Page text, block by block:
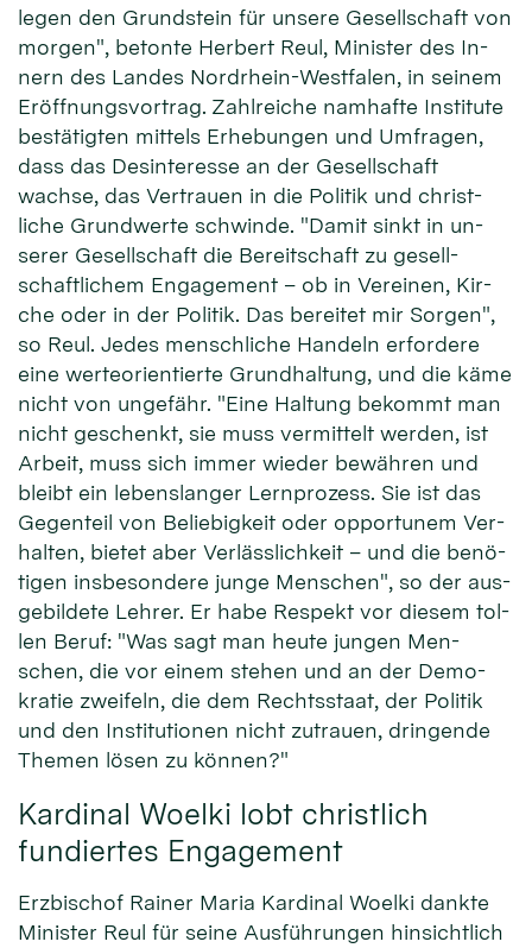
le­gen den Grund­stein für unsere Ge­sell­schaft von
mor­gen", be­tonte Her­bert Reul, Minister des In­
nern des Lan­des Nordrhein-Westfalen, in sei­nem
Er­öffnungs­vor­trag. Zahl­reiche nam­hafte In­sti­tute
be­stä­tigten mit­tels Er­he­bungen und Um­fragen,
dass das Des­inte­resse an der Ge­sell­schaft
wachse, das Ver­trauen in die Poli­tik und christ­
liche Grund­wer­te schwinde. "Da­mit sinkt in un­
serer Ge­sell­schaft die Be­reit­schaft zu ge­sell­
schaft­lichem En­gage­ment – ob in Ver­einen, Kir­
che oder in der Poli­tik. Das be­reitet mir Sor­gen",
so Reul. Jedes mensch­liche Han­deln er­for­dere
eine werte­orien­tier­te Grund­hal­tung, und die kä­me
nicht von un­ge­fähr. "Eine Hal­tung be­kommt man
nicht ge­schenkt, sie muss ver­mit­telt wer­den, ist
Ar­beit, muss sich im­mer wie­der be­währen und
bleibt ein lebens­lan­ger Lern­prozess. Sie ist das
Gegen­teil von Be­liebig­keit oder op­por­tunem Ver­
halten, bie­tet aber Ver­läss­lichkeit – und die be­nö­
tigen ins­beson­dere junge Men­schen", so der aus­
gebil­dete Lehrer. Er habe Re­spekt vor die­sem tol­
len Beruf: "Was sagt man heute jun­gen Men­
schen, die vor ei­nem ste­hen und an der Demo­
kra­tie zwei­feln, die dem Rechts­staat, der Po­li­tik
und den Insti­tu­tionen nicht zu­trauen, dringende
Themen lösen zu können?"
Kardinal Woelki lobt christlich
fundiertes Engagement
Erz­bischof Rainer Maria Kar­dinal Woelki dankte
Minister Reul für seine Aus­füh­rungen hin­sicht­lich